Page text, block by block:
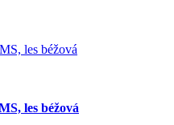
les béžová